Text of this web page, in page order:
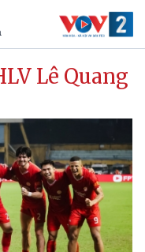
Lê Quang